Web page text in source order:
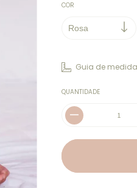
COR
Guia de
QUANTIDADE